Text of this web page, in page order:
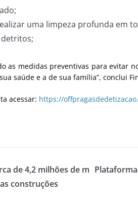
uma limpeza profunda em
as medidas preventivas para evitar
saúde e a de sua família”, conclui
acessar: https://
de 4,2 milhões de m
construções